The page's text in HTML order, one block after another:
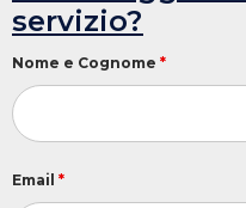
servizio?
Nome e Cognome *
Email *